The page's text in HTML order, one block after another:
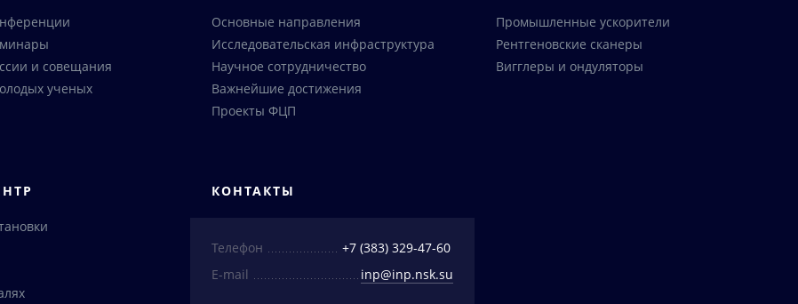
и совещания
ученых
Основные направления
Исследовательская инфраструктура
Научное сотрудничество
Важнейшие достижения
Проекты ФЦП
Промышленные ускорители
Рентгеновские сканеры
Вигглеры и ондуляторы
КОНТАКТЫ
Телефон
+7 (383) 329-47-60
E-mail
inp@inp.nsk.su